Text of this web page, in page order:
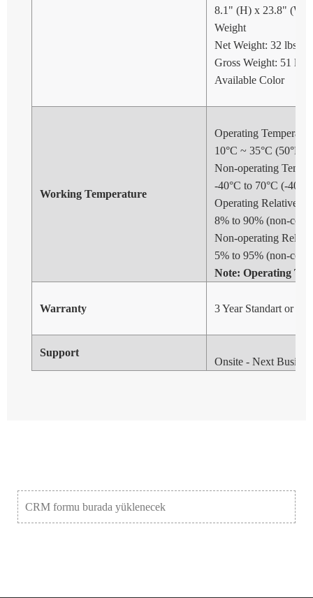
8.1" (H) x 23.8" (W)
Weight
Net Weight: 32 lbs
Gross Weight: 51 lbs
Available Color
Working Temperature
Operating
10°C ~ 35°C (50°F ~
Non-operating
-40°C to 70°C (-40°F
Operating Relative
8% to 90% (non-
Non-operating
5% to 95% (non-
Note: Operating
Warranty 3 Year Standart or
Support
Onsite - Next
CRM formu burada yüklenecek